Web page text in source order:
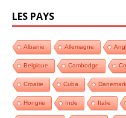
LES PAYS
Albanie Allemagne
Belgique Cambodge
Croatie Cuba Danemark
Hongrie Inde Italie